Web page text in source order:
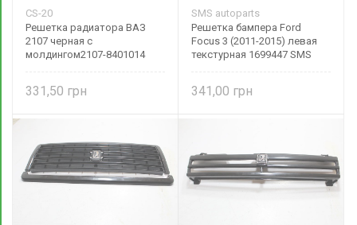
CS-20
Решетка радиатора ВАЗ
2107 черная с
молдингом2107-8401014
331,50
SMS autoparts
Решетка бампера Ford
Focus 3 (2011-2015) левая
текстурная 1699447 SMS
341,00